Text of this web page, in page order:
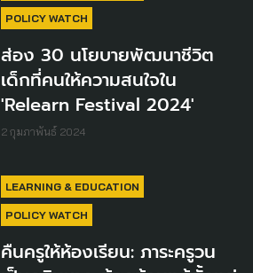
POLICY WATCH
ส่อง 30 นโยบายพัฒนาชีวิต
เด็กที่คนให้ความสนใจใน
'Relearn Festival 2024'
2 กุมภาพันธ์ 2024
LEARNING & EDUCATION
POLICY WATCH
คืนครูให้ห้องเรียน: ภาระครูวน